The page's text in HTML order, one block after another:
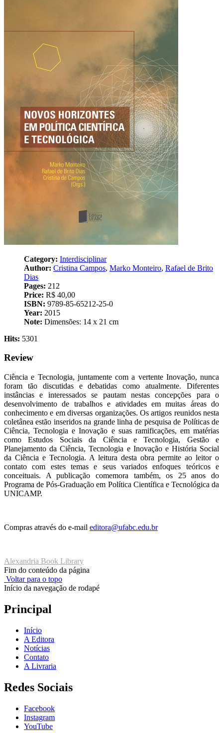
Category: Interdisciplinar
Author: Cristina Campos, Marko Monteiro, Rafael de Brito
Dias
Pages: 212
Price: R$ 40,00
ISBN: 9789-85-65212-25-0
Year: 2015
Note: Dimensões: ‎14 x 21 cm
Hits: 5301
Review
Ciência e Tecnologia, juntamente com a vertente Inovação, nunca
foram tão discutidas e debatidas como atualmente. Diferentes
instâncias e interessados se pautam nestas concepções para o
desenvolvimento de trabalhos e atividades em muitas áreas do
conhecimento e em diversas organizações. Os artigos reunidos nesta
coletânea estão inseridos na grande linha de pesquisa de Políticas de
Ciência, Tecnologia e Inovação e suas ramificações, em matérias
como Estudos Sociais da Ciência e Tecnologia, Gestão e
Planejamento da Ciência, Tecnologia e Inovação e História Social
da Ciência e Tecnologia. A leitura desta obra permite ao leitor o
contato com estes temas e seus variados enfoques teóricos e
conceituais. A publicação comemora também, os 25 anos do
Programa de Pós-Graduação em Política Científica e Tecnológica da
UNICAMP.
Compras através do e-mail editora@ufabc.edu.br
Alexandria Book Library
Fim do conteúdo da página
Voltar para o topo
Início da navegação de rodapé
Principal
Início
A Editora
Notícias
Contato
A Livraria
Redes Sociais
Facebook
Instagram
YouTube